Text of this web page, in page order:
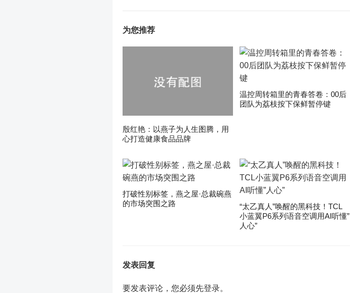
为您推荐
殷红艳：以燕子为人生图腾，用
心打造健康食品品牌
温控周转箱里的青春答卷：00后
团队为荔枝按下保鲜暂停键
打破性别标签，燕之屋·总裁碗燕
的市场突围之路
“太乙真人”唤醒的黑科技！TCL
小蓝翼P6系列语音空调用AI听懂”
人心”
发表回复
要发表评论，您必须先登录。